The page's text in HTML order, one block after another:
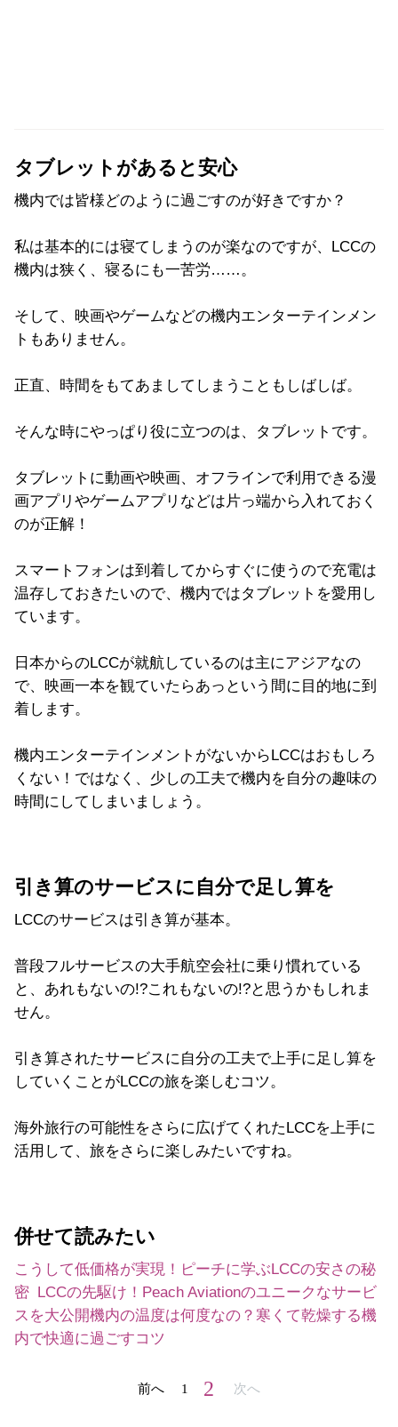
タブレットがあると安心
機内では皆様どのように過ごすのが好きですか？
私は基本的には寝てしまうのが楽なのですが、LCCの
機内は狭く、寝るにも一苦労……。
そして、映画やゲームなどの機内エンターテインメン
トもありません。
正直、時間をもてあましてしまうこともしばしば。
そんな時にやっぱり役に立つのは、タブレットです。
タブレットに動画や映画、オフラインで利用できる漫
画アプリやゲームアプリなどは片っ端から入れておく
のが正解！
スマートフォンは到着してからすぐに使うので充電は
温存しておきたいので、機内ではタブレットを愛用し
ています。
日本からのLCCが就航しているのは主にアジアなの
で、映画一本を観ていたらあっという間に目的地に到
着します。
機内エンターテインメントがないからLCCはおもしろ
くない！ではなく、少しの工夫で機内を自分の趣味の
時間にしてしまいましょう。
引き算のサービスに自分で足し算を
LCCのサービスは引き算が基本。
普段フルサービスの大手航空会社に乗り慣れている
と、あれもないの!?これもないの!?と思うかもしれま
せん。
引き算されたサービスに自分の工夫で上手に足し算を
していくことがLCCの旅を楽しむコツ。
海外旅行の可能性をさらに広げてくれたLCCを上手に
活用して、旅をさらに楽しみたいですね。
併せて読みたい
こうして低価格が実現！ピーチに学ぶLCCの安さの秘
密 LCCの先駆け！Peach Aviationのユニークなサービ
スを大公開機内の温度は何度なの？寒くて乾燥する機
内で快適に過ごすコツ
前へ 1 2 次へ